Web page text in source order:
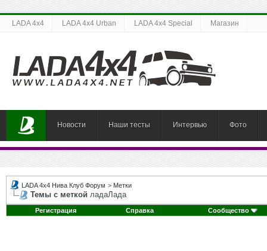
LADA 4x4 LADA 4x4 Urban LADA 4x4 Special Магазин
Новости Наши тесты Интервью Фото
LADA 4x4 Нива Клуб Форум > Метки
Темы с меткой ладаЛада
Регистрация Справка Сообщество